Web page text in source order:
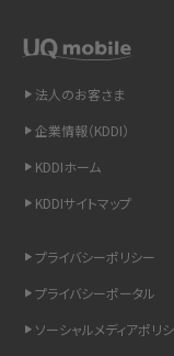
を解説
LINEの引き継ぎ方法は？
非通知設定とは？184で
iCloudの使用容量を減ら
法人のお客さま
企業情報（KDDI）
KDDIホーム
KDDIサイトマップ
プライバシーポリシー
プライバシーポータル
ソーシャルメディアポリ